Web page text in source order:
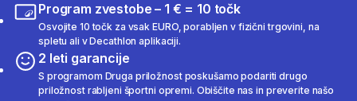
Program zvestobe – 1 € = 10 točk
Osvojite 10 točk za vsak EURO, porabljen v fizični trgovini, na
spletu ali v Decathlon aplikaciji.
2 leti garancije
S programom Druga priložnost poskušamo podariti drugo
priložnost rabljeni športni opremi. Obiščite nas in preverite našo